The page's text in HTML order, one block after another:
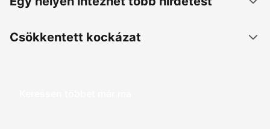
Csökkentett kockázat
Keressen többet már ma